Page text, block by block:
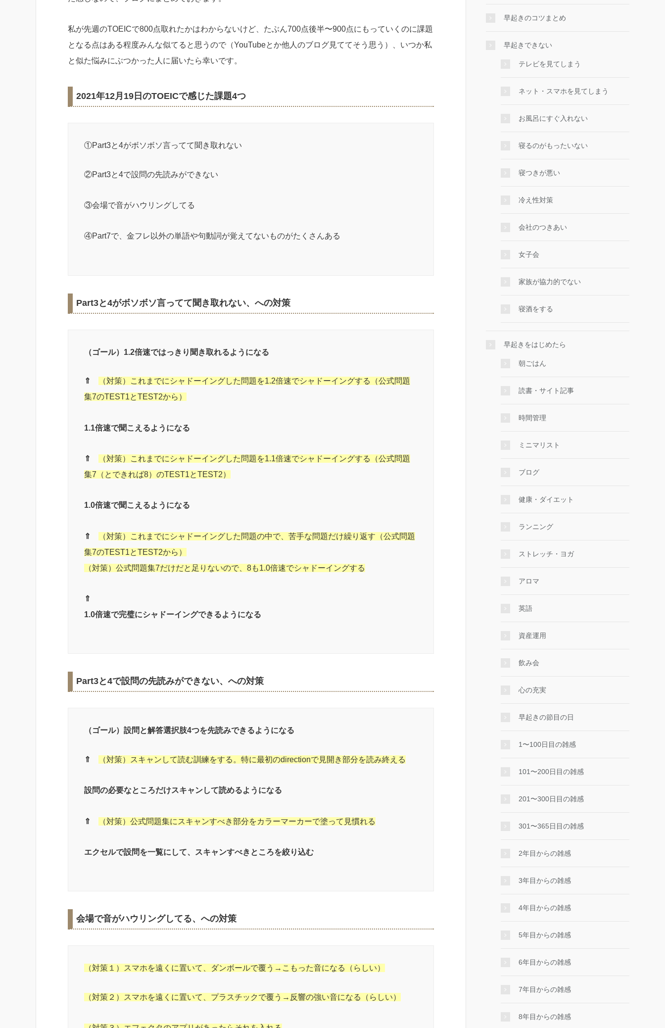
私が先週のTOEICで800点取れたかはわからないけど、たぶん700点後半〜900点にもっていくのに課題
となる点はある程度みんな似てると思うので（YouTubeとか他人のブログ見ててそう思う）、いつか私
と似た悩みにぶつかった人に届いたら幸いです。
2021年12月19日のTOEICで感じた課題4つ
①Part3と4がボソボソ言ってて聞き取れない
②Part3と4で設問の先読みができない
③会場で音がハウリングしてる
④Part7で、金フレ以外の単語や句動詞が覚えてないものがたくさんある
Part3と4がボソボソ言ってて聞き取れない、への対策
（ゴール）1.2倍速ではっきり聞き取れるようになる
⇑
（対策）これまでにシャドーイングした問題を1.2倍速でシャドーイングする（公式問題
集7のTEST1とTEST2から）
1.1倍速で聞こえるようになる
⇑
（対策）これまでにシャドーイングした問題を1.1倍速でシャドーイングする（公式問題
集7（とできれば8）のTEST1とTEST2）
1.0倍速で聞こえるようになる
⇑
（対策）これまでにシャドーイングした問題の中で、苦手な問題だけ繰り返す（公式問題
集7のTEST1とTEST2から）
（対策）公式問題集7だけだと足りないので、8も1.0倍速でシャドーイングする
⇑
1.0倍速で完璧にシャドーイングできるようになる
Part3と4で設問の先読みができない、への対策
（ゴール）設問と解答選択肢4つを先読みできるようになる
⇑ （対策）スキャンして読む訓練をする。特に最初のdirectionで見開き部分を読み終える
設問の必要なところだけスキャンして読めるようになる
⇑ （対策）公式問題集にスキャンすべき部分をカラーマーカーで塗って見慣れる
エクセルで設問を一覧にして、スキャンすべきところを絞り込む
会場で音がハウリングしてる、への対策
（対策１）スマホを遠くに置いて、ダンボールで覆う→こもった音になる（らしい）
（対策２）スマホを遠くに置いて、プラスチックで覆う→反響の強い音になる（らしい）
早起きのコツまとめ
早起きできない
テレビを見てしまう
ネット・スマホを見てしまう
お風呂にすぐ入れない
寝るのがもったいない
寝つきが悪い
冷え性対策
会社のつきあい
女子会
家族が協力的でない
寝酒をする
早起きをはじめたら
朝ごはん
読書・サイト記事
時間管理
ミニマリスト
ブログ
健康・ダイエット
ランニング
ストレッチ・ヨガ
アロマ
英語
資産運用
飲み会
心の充実
早起きの節目の日
1〜100日目の雑感
101〜200日目の雑感
201〜300日目の雑感
301〜365日目の雑感
2年目からの雑感
3年目からの雑感
4年目からの雑感
5年目からの雑感
6年目からの雑感
7年目からの雑感
8年目からの雑感